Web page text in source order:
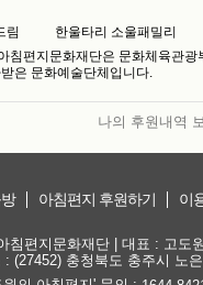
림
한울타리 소울패밀리
침편지문화재단은 문화체육관광
은 문화예술단체입니다.
나의 후원내역
아침편지 후원하기 이
침편지문화재단 | 대표 : 고도
: (27452) 충청북도 충주시 노